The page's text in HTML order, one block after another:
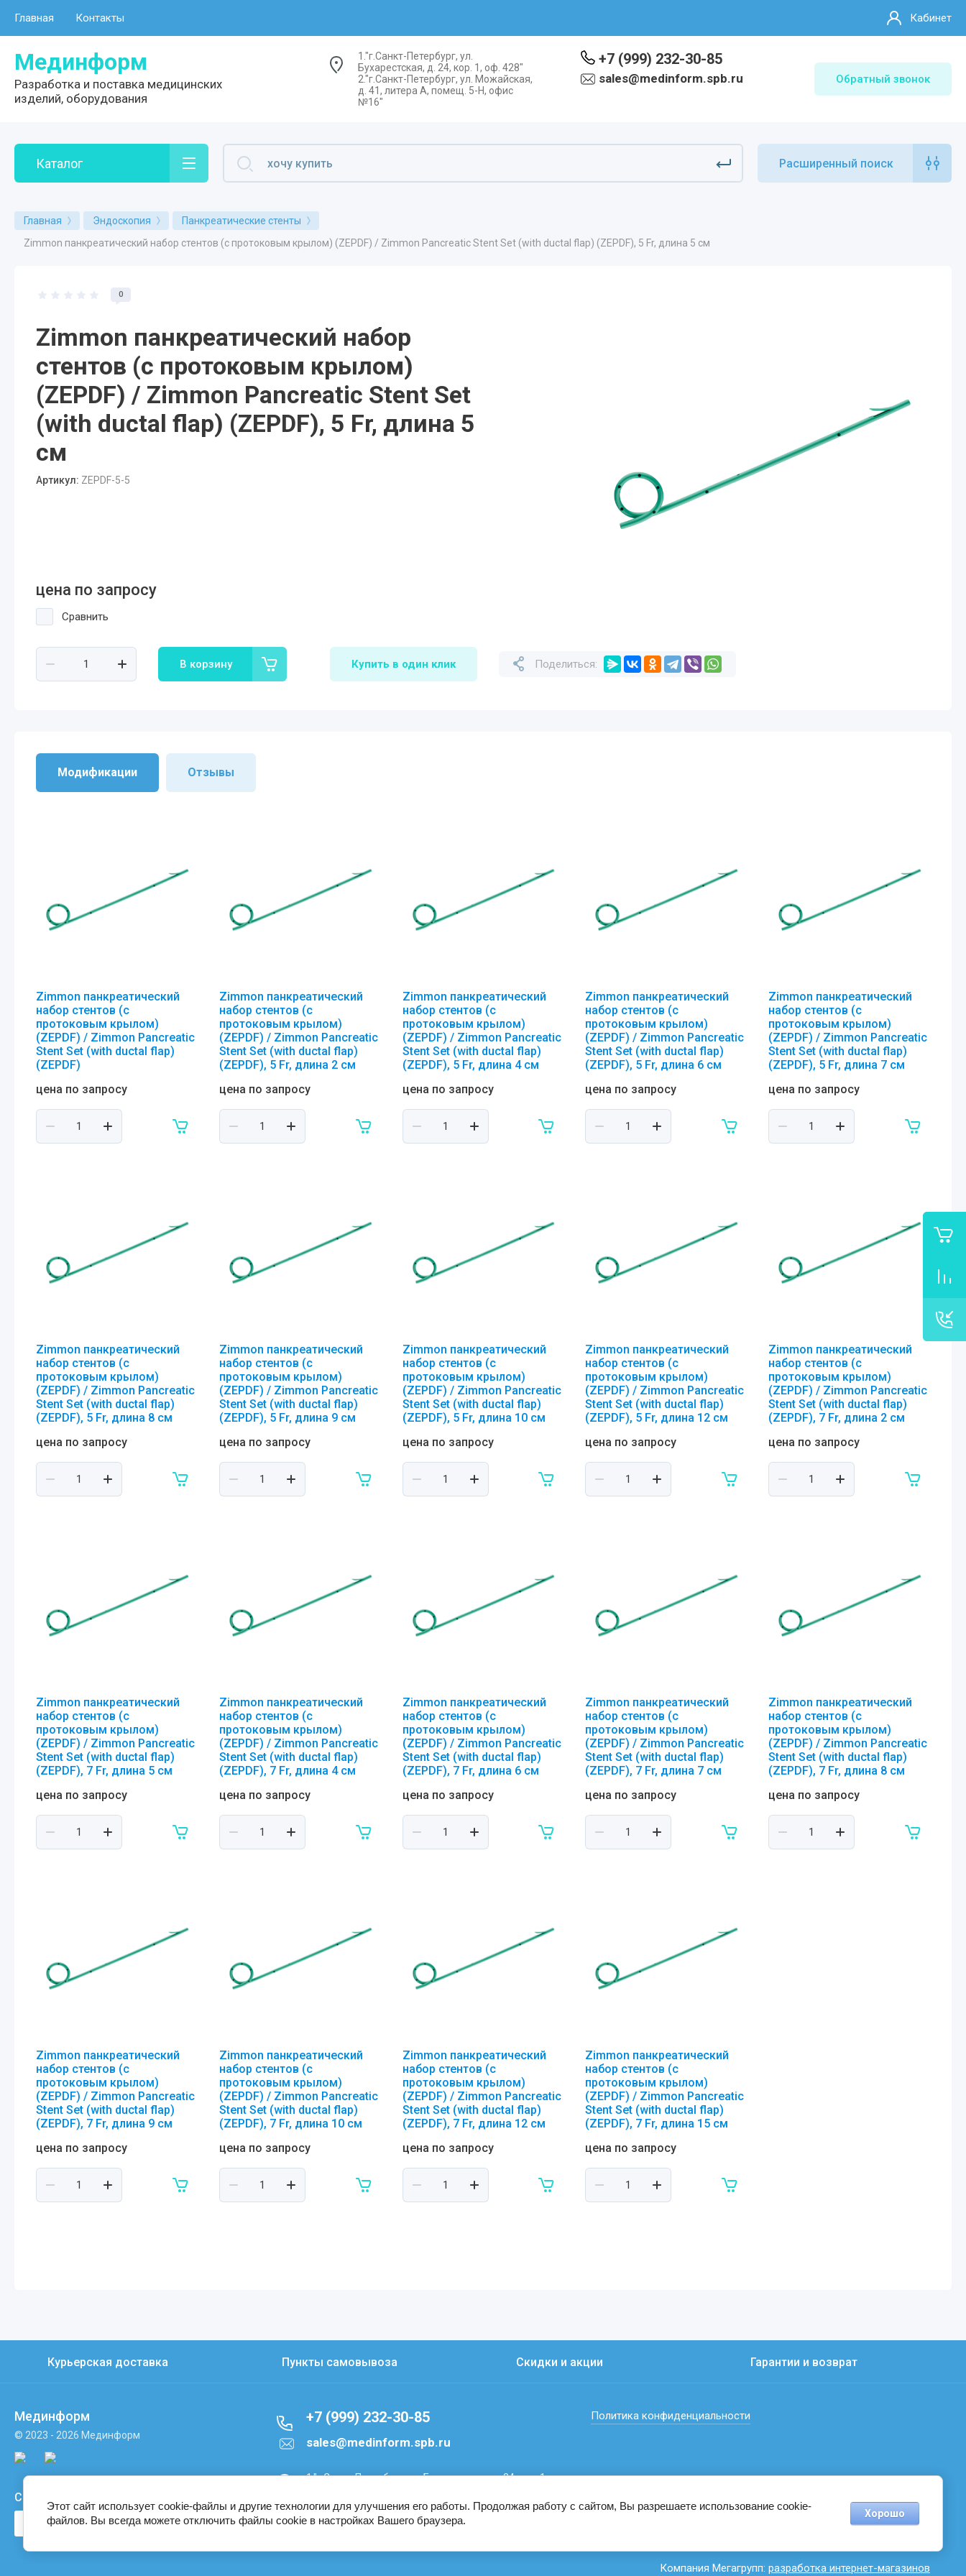
Главная Контакты Кабинет
Мединформ
Разработка и поставка медицинских
изделий, оборудования
1."г.Санкт-Петербург, ул.
Бухарестская, д. 24, кор. 1, оф. 428"
2."г.Санкт-Петербург, ул. Можайская,
д. 41, литера А, помещ. 5-Н, офис
№16"
+7 (999) 232-30-85
sales@medinform.spb.ru Обратный звонок
Каталог Расширенный поиск
Главная Эндоскопия
Панкреатические стенты
Zimmon панкреатический набор стентов (с протоковым крылом) (ZEPDF) / Zimmon Pancreatic Stent Set (with ductal flap) (ZEPDF), 5 Fr, длина 5 см
0
Zimmon панкреатический набор
стентов (с протоковым крылом)
(ZEPDF) / Zimmon Pancreatic Stent Set
(with ductal flap) (ZEPDF), 5 Fr, длина 5
см
Артикул: ZEPDF-5-5
цена по запросу
Сравнить
В корзину Купить в один клик Поделиться:
Модификации Отзывы
Zimmon панкреатический
набор стентов (с
протоковым крылом)
(ZEPDF) / Zimmon Pancreatic
Stent Set (with ductal flap)
(ZEPDF)
цена по запросу
Zimmon панкреатический
набор стентов (с
протоковым крылом)
(ZEPDF) / Zimmon Pancreatic
Stent Set (with ductal flap)
(ZEPDF), 5 Fr, длина 2 см
цена по запросу
Zimmon панкреатический
набор стентов (с
протоковым крылом)
(ZEPDF) / Zimmon Pancreatic
Stent Set (with ductal flap)
(ZEPDF), 5 Fr, длина 4 см
цена по запросу
Zimmon панкреатический
набор стентов (с
протоковым крылом)
(ZEPDF) / Zimmon Pancreatic
Stent Set (with ductal flap)
(ZEPDF), 5 Fr, длина 6 см
цена по запросу
Zimmon панкреатический
набор стентов (с
протоковым крылом)
(ZEPDF) / Zimmon Pancreatic
Stent Set (with ductal flap)
(ZEPDF), 5 Fr, длина 7 см
цена по запросу
Zimmon панкреатический
набор стентов (с
протоковым крылом)
(ZEPDF) / Zimmon Pancreatic
Stent Set (with ductal flap)
(ZEPDF), 5 Fr, длина 8 см
цена по запросу
Zimmon панкреатический
набор стентов (с
протоковым крылом)
(ZEPDF) / Zimmon Pancreatic
Stent Set (with ductal flap)
(ZEPDF), 5 Fr, длина 9 см
цена по запросу
Zimmon панкреатический
набор стентов (с
протоковым крылом)
(ZEPDF) / Zimmon Pancreatic
Stent Set (with ductal flap)
(ZEPDF), 5 Fr, длина 10 см
цена по запросу
Zimmon панкреатический
набор стентов (с
протоковым крылом)
(ZEPDF) / Zimmon Pancreatic
Stent Set (with ductal flap)
(ZEPDF), 5 Fr, длина 12 см
цена по запросу
Zimmon панкреатический
набор стентов (с
протоковым крылом)
(ZEPDF) / Zimmon Pancreatic
Stent Set (with ductal flap)
(ZEPDF), 7 Fr, длина 2 см
цена по запросу
Zimmon панкреатический
набор стентов (с
протоковым крылом)
(ZEPDF) / Zimmon Pancreatic
Stent Set (with ductal flap)
(ZEPDF), 7 Fr, длина 5 см
цена по запросу
Zimmon панкреатический
набор стентов (с
протоковым крылом)
(ZEPDF) / Zimmon Pancreatic
Stent Set (with ductal flap)
(ZEPDF), 7 Fr, длина 4 см
цена по запросу
Zimmon панкреатический
набор стентов (с
протоковым крылом)
(ZEPDF) / Zimmon Pancreatic
Stent Set (with ductal flap)
(ZEPDF), 7 Fr, длина 6 см
цена по запросу
Zimmon панкреатический
набор стентов (с
протоковым крылом)
(ZEPDF) / Zimmon Pancreatic
Stent Set (with ductal flap)
(ZEPDF), 7 Fr, длина 7 см
цена по запросу
Zimmon панкреатический
набор стентов (с
протоковым крылом)
(ZEPDF) / Zimmon Pancreatic
Stent Set (with ductal flap)
(ZEPDF), 7 Fr, длина 8 см
цена по запросу
Zimmon панкреатический
набор стентов (с
протоковым крылом)
(ZEPDF) / Zimmon Pancreatic
Stent Set (with ductal flap)
(ZEPDF), 7 Fr, длина 9 см
цена по запросу
Zimmon панкреатический
набор стентов (с
протоковым крылом)
(ZEPDF) / Zimmon Pancreatic
Stent Set (with ductal flap)
(ZEPDF), 7 Fr, длина 10 см
цена по запросу
Zimmon панкреатический
набор стентов (с
протоковым крылом)
(ZEPDF) / Zimmon Pancreatic
Stent Set (with ductal flap)
(ZEPDF), 7 Fr, длина 12 см
цена по запросу
Zimmon панкреатический
набор стентов (с
протоковым крылом)
(ZEPDF) / Zimmon Pancreatic
Stent Set (with ductal flap)
(ZEPDF), 7 Fr, длина 15 см
цена по запросу
Курьерская доставка Пункты самовывоза Скидки и акции Гарантии и возврат
Мединформ
© 2023 - 2026 Мединформ
Способы оплаты
+7 (999) 232-30-85
sales@medinform.spb.ru
1."г.Санкт-Петербург, ул. Бухарестская, д. 24, кор. 1,
литера А, помещ. 5-Н, офис №16"
Политика конфиденциальности
Компания Мегагрупп: разработка интернет-магазинов
Этот сайт использует cookie-файлы и другие технологии для улучшения его работы. Продолжая работу с сайтом, Вы разрешаете использование cookie-
файлов. Вы всегда можете отключить файлы cookie в настройках Вашего браузера.
Хорошо